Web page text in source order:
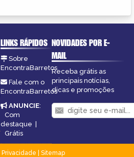
LINKS RÁPIDOS
Sobre
EncontraBarretos
Fale com o
EncontraBarretos
ANUNCIE:
Com
destaque |
Grátis
NOVIDADES POR E-
MAIL
Receba grátis as
principais notícias,
dicas e promoções
Privacidade
Sitemap